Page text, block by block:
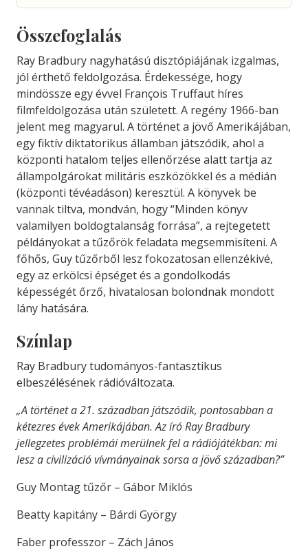
Összefoglalás
Ray Bradbury nagyhatású disztópiájának izgalmas,
jól érthető feldolgozása. Érdekessége, hogy
mindössze egy évvel François Truffaut híres
filmfeldolgozása után született. A regény 1966-ban
jelent meg magyarul. A történet a jövő Amerikájában,
egy fiktív diktatorikus államban játszódik, ahol a
központi hatalom teljes ellenőrzése alatt tartja az
állampolgárokat militáris eszközökkel és a médián
(központi tévéadáson) keresztül. A könyvek be
vannak tiltva, mondván, hogy “Minden könyv
valamilyen boldogtalanság forrása”, a rejtegetett
példányokat a tűzőrök feladata megsemmisíteni. A
főhős, Guy tűzőrből lesz fokozatosan ellenzékivé,
egy az erkölcsi épséget és a gondolkodás
képességét őrző, hivatalosan bolondnak mondott
lány hatására.
Színlap
Ray Bradbury tudományos-fantasztikus
elbeszélésének rádióváltozata.
„A történet a 21. században játszódik, pontosabban a
kétezres évek Amerikájában. Az író Ray Bradbury
jellegzetes problémái merülnek fel a rádiójátékban: mi
lesz a civilizáció vívmányainak sorsa a jövő században?”
Guy Montag tűzőr – Gábor Miklós
Beatty kapitány – Bárdi György
Faber professzor – Zách János